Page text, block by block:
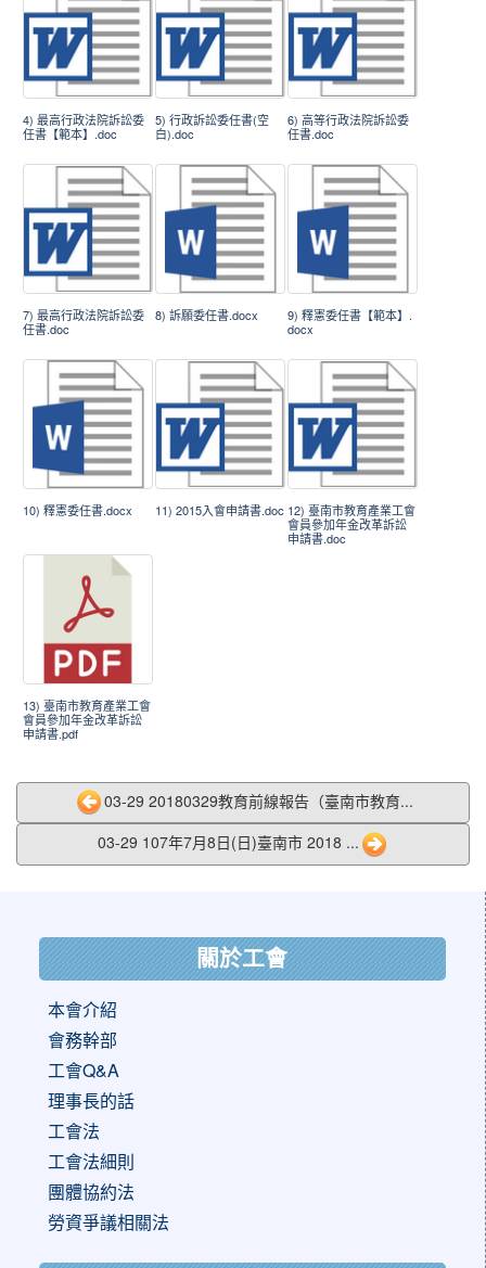
4) 最高行政法院訴訟委
任書【範本】.doc
5) 行政訴訟委任書(空
白).doc
6) 高等行政法院訴訟委
任書.doc
7) 最高行政法院訴訟委
任書.doc
8) 訴願委任書.docx
9) 釋憲委任書【範本】.
docx
10) 釋憲委任書.docx 11) 2015入會申請書.doc 12) 臺南市教育產業工會
會員參加年金改革訴訟
申請書.doc
13) 臺南市教育產業工會
會員參加年金改革訴訟
申請書.pdf
03-29 20180329教育前線報告（臺南市教育...
03-29 107年7月8日(日)臺南市 2018 ...
關於工會
本會介紹
會務幹部
工會Q&A
理事長的話
工會法
工會法細則
團體協約法
勞資爭議相關法